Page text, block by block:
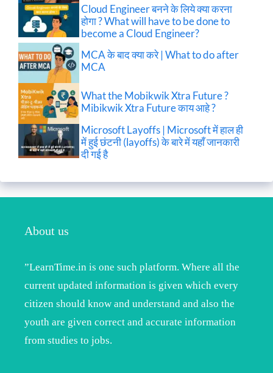
Cloud Engineer बनने के लिये क्या करना
होगा ? What will have to be done to
become a Cloud Engineer?
MCA के बाद क्या करे | What to do after
MCA
What the Mobikwik Xtra Future ?
Mibikwik Xtra Future काय आहे ?
Microsoft Layoffs | Microsoft में हाल ही
में हुई छंटनी (layoffs) के बारे में यहाँ जानकारी
दी गई है
About us
”LearnTime.in is one such platform. Where all the
current updated information is given which every
citizen should know and understand and also the
youth are given correct and accurate information
from studies to jobs.